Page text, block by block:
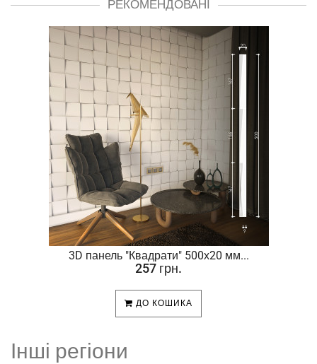
РЕКОМЕНДОВАНІ
3D панель "Квадрати" 500х20 мм...
257 грн.
ДО КОШИКА
Інші регіони